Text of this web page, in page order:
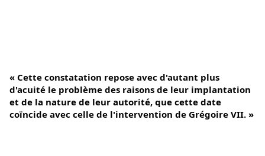
« Cette constatation repose avec d'autant plus
d'acuité le problème des raisons de leur implantation
et de la nature de leur autorité, que cette date
coïncide avec celle de l'intervention de Grégoire VII. »